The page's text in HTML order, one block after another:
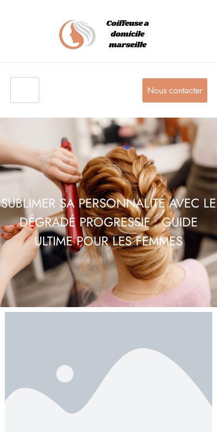
Nous contacter
SUBLIMER SA PERSONNALITÉ AVEC LE
DÉGRADÉ PROGRESSIF : GUIDE
ULTIME POUR LES FEMMES